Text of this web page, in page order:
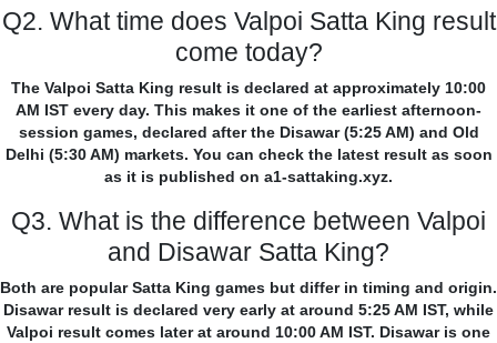
Q2. What time does Valpoi Satta King result
come today?
The Valpoi Satta King result is declared at approximately 10:00
AM IST every day. This makes it one of the earliest afternoon-
session games, declared after the Disawar (5:25 AM) and Old
Delhi (5:30 AM) markets. You can check the latest result as soon
as it is published on a1-sattaking.xyz.
Q3. What is the difference between Valpoi
and Disawar Satta King?
Both are popular Satta King games but differ in timing and origin.
Disawar result is declared very early at around 5:25 AM IST, while
Valpoi result comes later at around 10:00 AM IST. Disawar is one